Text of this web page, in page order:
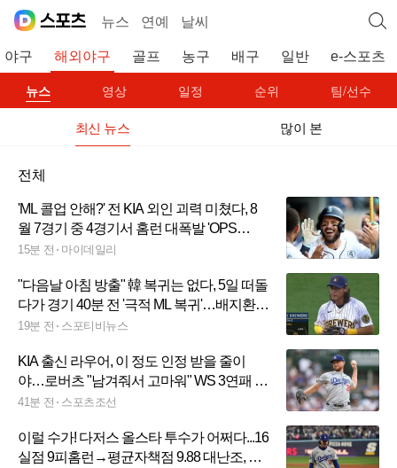
뉴스 연예 날씨
야구 해외야구 골프 농구 배구 일반 e-스포츠
뉴스 영상 일정 순위 팀/선수
최신 뉴스 많이 본
전체
'ML 콜업 안해?' 전 KIA 외인 괴력 미쳤다, 8
월 7경기 중 4경기서 홈런 대폭발 'OPS
1.166'
15분 전 마이데일리
"다음날 아침 방출" 韓 복귀는 없다, 5일 떠돌
다가 경기 40분 전 '극적 ML 복귀'…배지환이
털어놓은 밀워키 데뷔 과정
19분 전 스포티비뉴스
KIA 출신 라우어, 이 정도 인정 받을 줄이
야…로버츠 "남겨줘서 고마워" WS 3연패 다
저스 잔류 확정!
41분 전 스포츠조선
이럴 수가! 다저스 올스타 투수가 어쩌다...16
실점 9피홈런→평균자책점 9.88 대난조, 다